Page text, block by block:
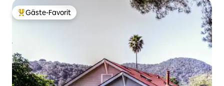
Beliebter Gäste-Favorit.
Gäste-Favorit